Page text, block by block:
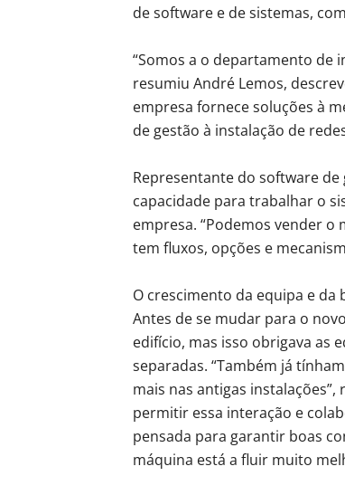
de software e de sistemas,
“Somos a o departamento de
resumiu André Lemos,
empresa fornece soluções à
de gestão à instalação de
Representante do software
capacidade para trabalhar o
empresa. “Podemos vender o
tem fluxos, opções e
O crescimento da equipa e da
Antes de se mudar para o
edifício, mas isso obrigava as
separadas. “Também já
mais nas antigas
permitir essa interação e
pensada para garantir boas
máquina está a fluir muito